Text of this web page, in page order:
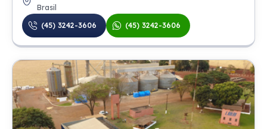
Brasil
(45) 3242-3606
(45) 3242-3606